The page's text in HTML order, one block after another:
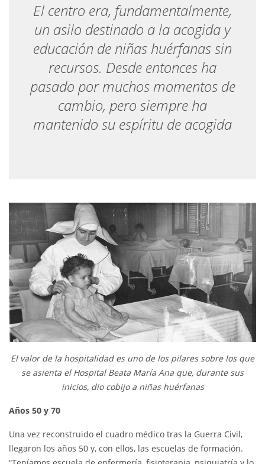
El centro era, fundamentalmente,
un asilo destinado a la acogida y
educación de niñas huérfanas sin
recursos. Desde entonces ha
pasado por muchos momentos de
cambio, pero siempre ha
mantenido su espíritu de acogida
El valor de la hospitalidad es uno de los pilares sobre los que
se asienta el Hospital Beata María Ana que, durante sus
inicios, dio cobijo a niñas huérfanas
Años 50 y 70
Una vez reconstruido el cuadro médico tras la Guerra Civil,
llegaron los años 50 y, con ellos, las escuelas de formación.